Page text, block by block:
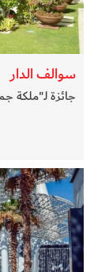
سوالف الدار
جائزة لـ"ملكة